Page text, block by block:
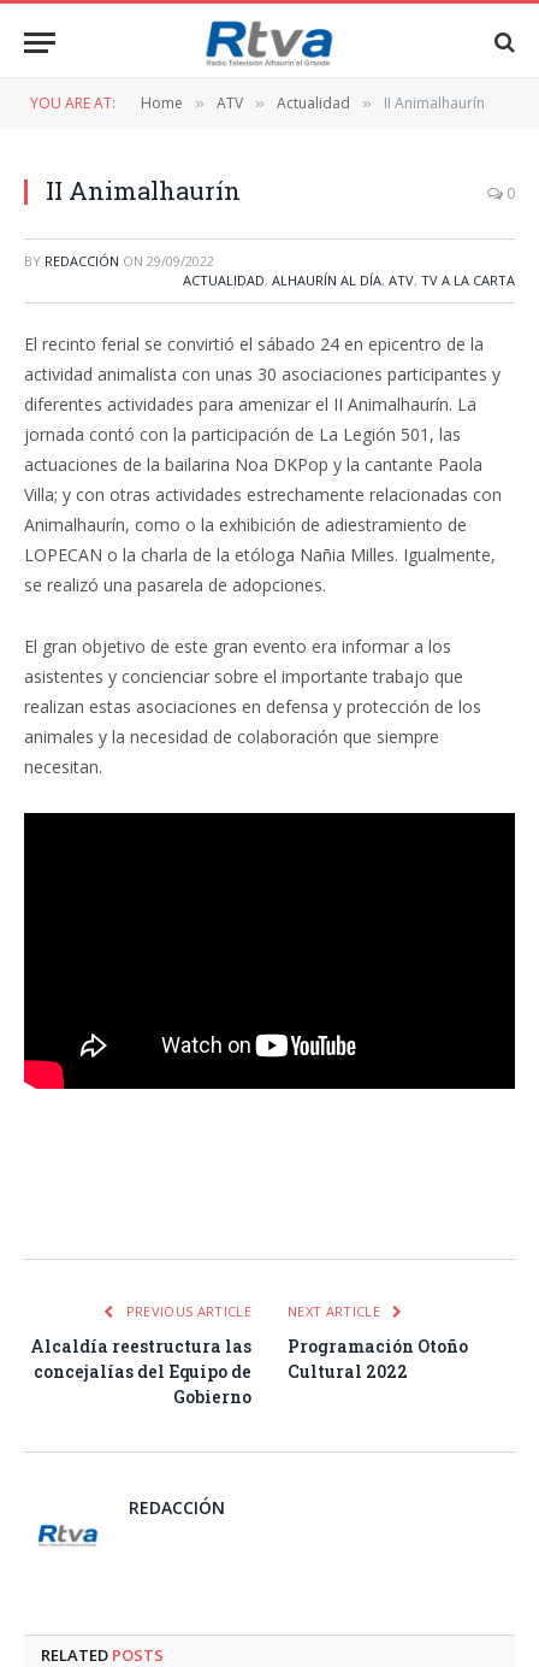
YOU ARE AT: Home » ATV » Actualidad » II Animalhaurín
II Animalhaurín 0
BY REDACCIÓN ON 29/09/2022
ACTUALIDAD, ALHAURÍN AL DÍA, ATV, TV A LA CARTA
El recinto ferial se convirtió el sábado 24 en epicentro de la
actividad animalista con unas 30 asociaciones participantes y
diferentes actividades para amenizar el II Animalhaurín. La
jornada contó con la participación de La Legión 501, las
actuaciones de la bailarina Noa DKPop y la cantante Paola
Villa; y con otras actividades estrechamente relacionadas con
Animalhaurín, como o la exhibición de adiestramiento de
LOPECAN o la charla de la etóloga Nañia Milles. Igualmente,
se realizó una pasarela de adopciones.
El gran objetivo de este gran evento era informar a los
asistentes y concienciar sobre el importante trabajo que
realizan estas asociaciones en defensa y protección de los
animales y la necesidad de colaboración que siempre
necesitan.
PREVIOUS ARTICLE
Alcaldía reestructura las
concejalías del Equipo de
Gobierno
NEXT ARTICLE
Programación Otoño
Cultural 2022
REDACCIÓN
RELATED POSTS